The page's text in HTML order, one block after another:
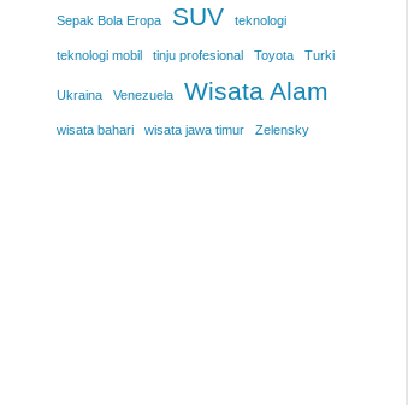
Sepak Bola Eropa SUV teknologi
teknologi mobil tinju profesional Toyota Turki
Ukraina Venezuela Wisata Alam
wisata bahari wisata jawa timur Zelensky